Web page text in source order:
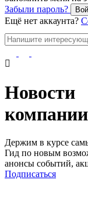
Забыли пароль?
Ещё нет аккаунта?
Новости
компании
Держим в курсе
Гид по новым
анонсы событий,
Подписаться